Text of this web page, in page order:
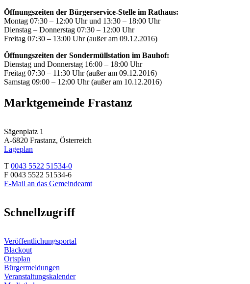
Öffnungszeiten der Bürgerservice-Stelle im Rathaus:
Montag 07:30 – 12:00 Uhr und 13:30 – 18:00 Uhr
Dienstag – Donnerstag 07:30 – 12:00 Uhr
Freitag 07:30 – 13:00 Uhr (außer am 09.12.2016)
Öffnungszeiten der Sondermüllstation im Bauhof:
Dienstag und Donnerstag 16:00 – 18:00 Uhr
Freitag 07:30 – 11:30 Uhr (außer am 09.12.2016)
Samstag 09:00 – 12:00 Uhr (außer am 10.12.2016)
Marktgemeinde Frastanz
Sägenplatz 1
A-6820 Frastanz, Österreich
Lageplan
T 0043 5522 51534-0
F 0043 5522 51534-6
E-Mail an das Gemeindeamt
Schnellzugriff
Veröffentlichungsportal
Blackout
Ortsplan
Bürgermeldungen
Veranstaltungskalender